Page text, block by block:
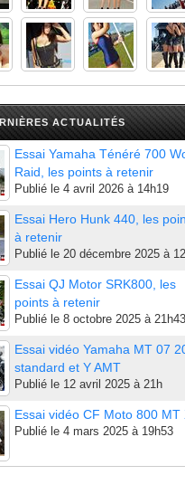
ACTUALITÉS
Essai Yamaha Ténéré 700
Raid, les points à retenir
Publié le 4 avril 2026 à 14h19
Essai Hero Hunk 440, les
à retenir
Publié le 20 décembre 2025 à
Essai QJ Motor SRK800, les
points à retenir
Publié le 8 octobre 2025 à 21h43
Essai vidéo Yamaha MT 07
standard et Y AMT
Publié le 12 avril 2025 à 21h
Essai vidéo CF Moto 800 MT
Publié le 4 mars 2025 à 19h53